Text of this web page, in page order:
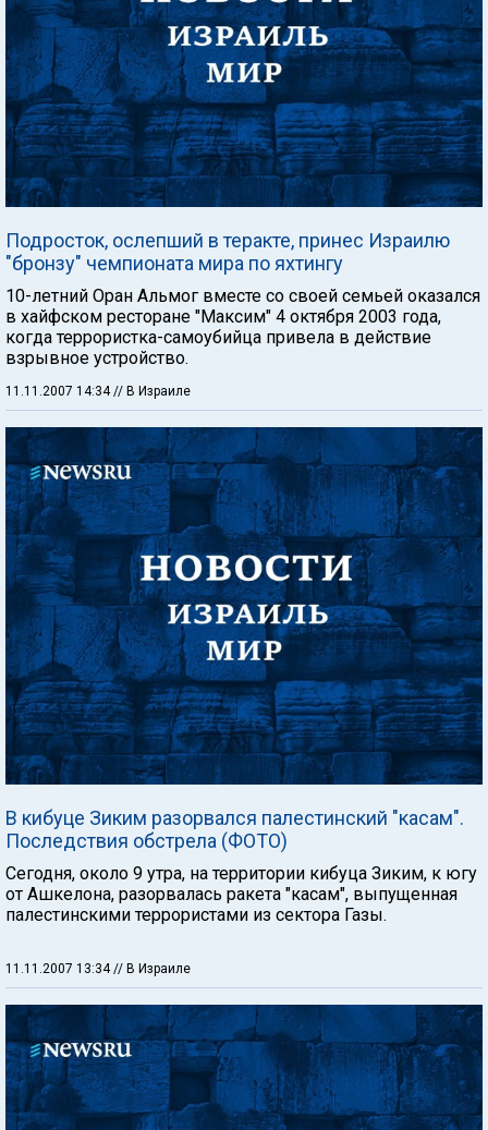
Подросток, ослепший в теракте, принес Израилю
"бронзу" чемпионата мира по яхтингу
10-летний Оран Альмог вместе со своей семьей оказался
в хайфском ресторане "Максим" 4 октября 2003 года,
когда террористка-самоубийца привела в действие
взрывное устройство.
11.11.2007 14:34 // В Израиле
В кибуце Зиким разорвался палестинский "касам".
Последствия обстрела (ФОТО)
Сегодня, около 9 утра, на территории кибуца Зиким, к югу
от Ашкелона, разорвалась ракета "касам", выпущенная
палестинскими террористами из сектора Газы.
11.11.2007 13:34// В Израиле